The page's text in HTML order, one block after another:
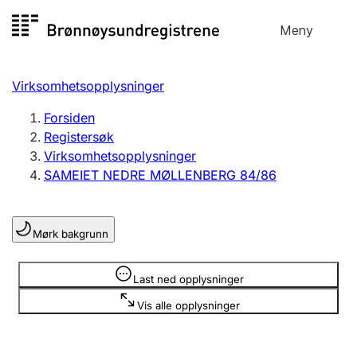
til
Meny
Registersøk
Aksjeselskap
Enkeltpersonforetak
Registrere, endre, slette
Lag og forening
Registrere, endre, slette
Virksomhetsopplysninger
Forsiden
Registersøk
Virksomhetsopplysninger
SAMEIET NEDRE MØLLENBERG 84/86
Mørk bakgrunn
Last ned opplysninger
Vis alle opplysninger
Opplysninger er skjult